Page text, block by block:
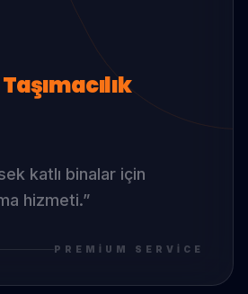
katlı binalar için
hizmeti.”
PREMIUM SERVICE